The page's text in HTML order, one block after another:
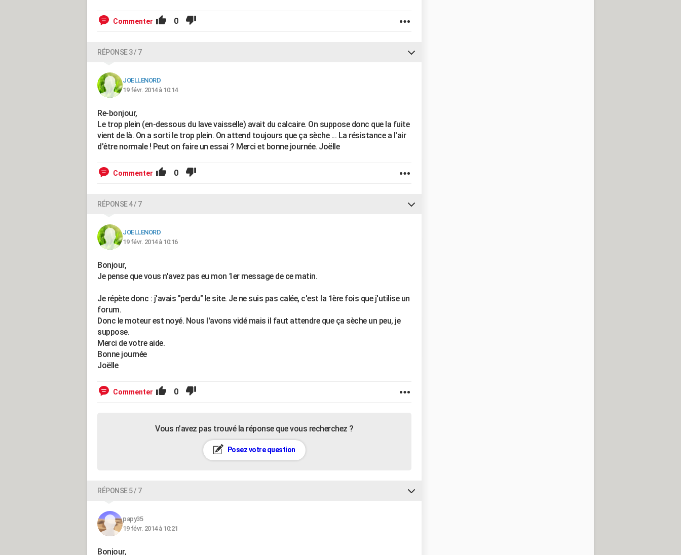
Commenter 0
RÉPONSE 3 / 7
JOELLENORD
19 févr. 2014 à 10:14
Re-bonjour,
Le trop plein (en-dessous du lave vaisselle) avait du calcaire. On suppose donc que la fuite
vient de là. On a sorti le trop plein. On attend toujours que ça sèche ... La résistance a l'air
d'être normale ! Peut on faire un essai ? Merci et bonne journée. Joëlle
Commenter 0
RÉPONSE 4 / 7
JOELLENORD
19 févr. 2014 à 10:16
Bonjour,
Je pense que vous n'avez pas eu mon 1er message de ce matin.
Je répète donc : j'avais "perdu" le site. Je ne suis pas calée, c'est la 1ère fois que j'utilise un
forum.
Donc le moteur est noyé. Nous l'avons vidé mais il faut attendre que ça sèche un peu, je
suppose.
Merci de votre aide.
Bonne journée
Joëlle
Commenter 0
Vous n’avez pas trouvé la réponse que vous recherchez ?
Posez votre question
RÉPONSE 5 / 7
papy35
19 févr. 2014 à 10:21
Bonjour,